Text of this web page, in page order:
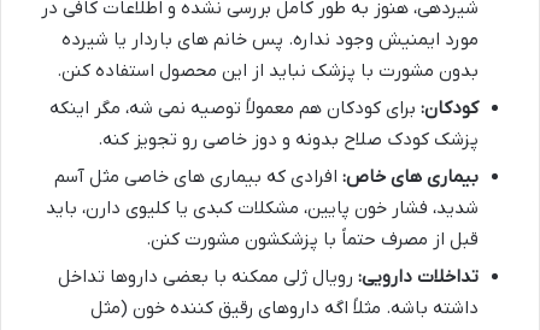
شیردهی، هنوز به طور کامل بررسی نشده و اطلاعات کافی در
مورد ایمنیش وجود نداره. پس خانم های باردار یا شیرده
بدون مشورت با پزشک نباید از این محصول استفاده کنن.
کودکان: برای کودکان هم معمولاً توصیه نمی شه، مگر اینکه
پزشک کودک صلاح بدونه و دوز خاصی رو تجویز کنه.
بیماری های خاص: افرادی که بیماری های خاصی مثل آسم
شدید، فشار خون پایین، مشکلات کبدی یا کلیوی دارن، باید
قبل از مصرف حتماً با پزشکشون مشورت کنن.
تداخلات دارویی: رویال ژلی ممکنه با بعضی داروها تداخل
داشته باشه. مثلاً اگه داروهای رقیق کننده خون (مثل